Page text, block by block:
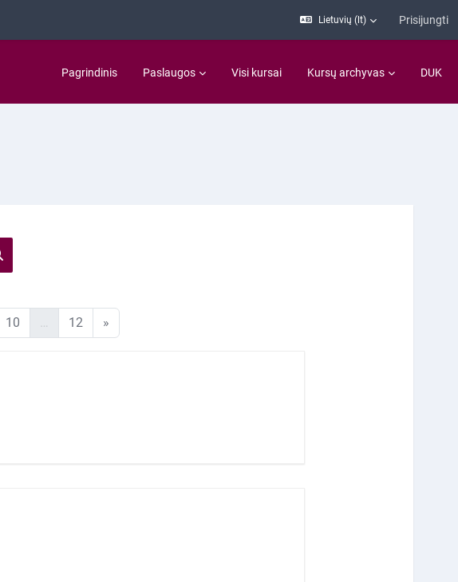
Lietuvių ‎(lt)‎ Prisijungti
Pagrindinis Paslaugos Visi kursai Kursų archyvas DUK
kursų
1010 puslapis
… 1212 puslapis
»Kitas puslapis